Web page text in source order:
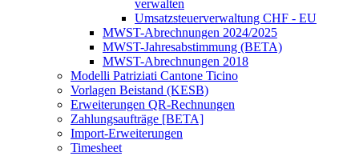
verwalten
Umsatzsteuerverwaltung CHF - EU
MWST-Abrechnungen 2024/2025
MWST-Jahresabstimmung (BETA)
MWST-Abrechnungen 2018
Modelli Patriziati Cantone Ticino
Vorlagen Beistand (KESB)
Erweiterungen QR-Rechnungen
Zahlungsaufträge [BETA]
Import-Erweiterungen
Timesheet